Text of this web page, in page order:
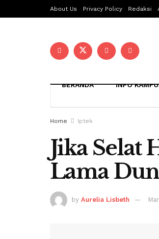
About Us Privacy Policy Redaksi
BERANDA INFO
Home Iptek
Jika Selat
Lama
by Aurelia Lisbeth